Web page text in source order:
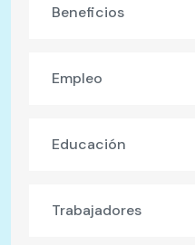
Beneficios
Empleo
Educación
Trabajadores